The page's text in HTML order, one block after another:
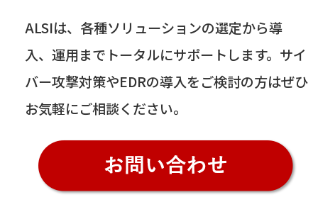
ALSIは、各種ソリューションの選定から導
入、運用までトータルにサポートします。サイ
バー攻撃対策やEDRの導入をご検討の方はぜひ
お気軽にご相談ください。